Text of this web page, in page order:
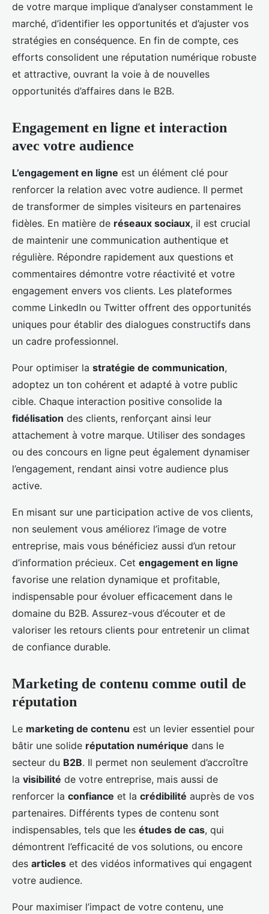
de votre marque implique d’analyser constamment le
marché, d’identifier les opportunités et d’ajuster vos
stratégies en conséquence. En fin de compte, ces
efforts consolident une réputation numérique robuste
et attractive, ouvrant la voie à de nouvelles
opportunités d’affaires dans le B2B.
Engagement en ligne et interaction
avec votre audience
L’engagement en ligne est un élément clé pour
renforcer la relation avec votre audience. Il permet
de transformer de simples visiteurs en partenaires
fidèles. En matière de réseaux sociaux, il est crucial
de maintenir une communication authentique et
régulière. Répondre rapidement aux questions et
commentaires démontre votre réactivité et votre
engagement envers vos clients. Les plateformes
comme LinkedIn ou Twitter offrent des opportunités
uniques pour établir des dialogues constructifs dans
un cadre professionnel.
Pour optimiser la stratégie de communication,
adoptez un ton cohérent et adapté à votre public
cible. Chaque interaction positive consolide la
fidélisation des clients, renforçant ainsi leur
attachement à votre marque. Utiliser des sondages
ou des concours en ligne peut également dynamiser
l’engagement, rendant ainsi votre audience plus
active.
En misant sur une participation active de vos clients,
non seulement vous améliorez l’image de votre
entreprise, mais vous bénéficiez aussi d’un retour
d’information précieux. Cet engagement en ligne
favorise une relation dynamique et profitable,
indispensable pour évoluer efficacement dans le
domaine du B2B. Assurez-vous d’écouter et de
valoriser les retours clients pour entretenir un climat
de confiance durable.
Marketing de contenu comme outil de
réputation
Le marketing de contenu est un levier essentiel pour
bâtir une solide réputation numérique dans le
secteur du B2B. Il permet non seulement d’accroître
la visibilité de votre entreprise, mais aussi de
renforcer la confiance et la crédibilité auprès de vos
partenaires. Différents types de contenu sont
indispensables, tels que les études de cas, qui
démontrent l’efficacité de vos solutions, ou encore
des articles et des vidéos informatives qui engagent
votre audience.
Pour maximiser l’impact de votre contenu, une